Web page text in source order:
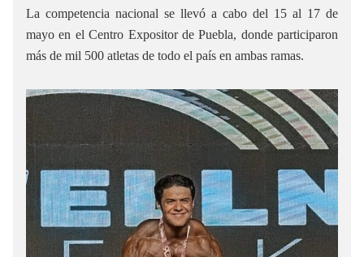
La competencia nacional se llevó a cabo del 15 al 17 de
mayo en el Centro Expositor de Puebla, donde participaron
más de mil 500 atletas de todo el país en ambas ramas.